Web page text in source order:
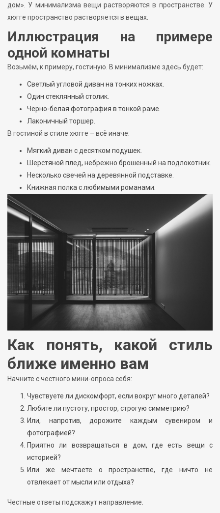
дом». У минимализма вещи растворяются в пространстве. У
хюгге пространство растворяется в вещах.
Иллюстрация на примере
одной комнаты
Возьмём, к примеру, гостиную. В минимализме здесь будет:
Светлый угловой диван на тонких ножках.
Один стеклянный столик.
Чёрно-белая фотография в тонкой раме.
Лаконичный торшер.
В гостиной в стиле хюгге – всё иначе:
Мягкий диван с десятком подушек.
Шерстяной плед, небрежно брошенный на подлокотник.
Несколько свечей на деревянной подставке.
Книжная полка с любимыми романами.
Как понять, какой стиль
ближе именно вам
Начните с честного мини-опроса себя:
Чувствуете ли дискомфорт, если вокруг много деталей?
Любите ли пустоту, простор, строгую симметрию?
Или, напротив, дорожите каждым сувениром и
фотографией?
Приятно ли возвращаться в дом, где есть вещи с
историей?
Или же мечтаете о пространстве, где ничто не
отвлекает от мысли или отдыха?
Честные ответы подскажут направление.